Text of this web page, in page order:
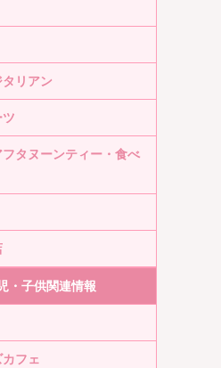
リアン
タヌーンティー・食べ
・子供関連情報
フェ